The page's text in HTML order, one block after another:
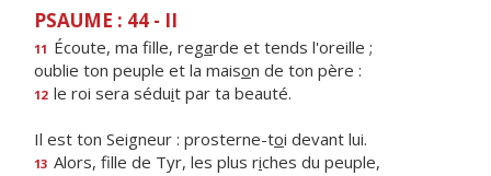
PSAUME : 44 - II
11 Écoute, ma fille, regarde et tends l'oreille ;
oublie ton peuple et la maison de ton père :
12 le roi sera séduit par ta beauté.
Il est ton Seigneur : prosterne-toi devant lui.
13 Alors, fille de Tyr, les plus riches du peuple,